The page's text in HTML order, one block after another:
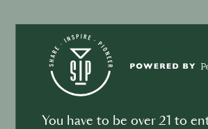
Tout
You have to be over 21 to